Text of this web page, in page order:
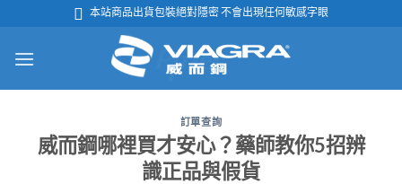
 本站商品出貨包裝絕對隱密 不會出現任何敏感字眼
訂單查詢
威而鋼哪裡買才安心？藥師教你5招辨
識正品與假貨